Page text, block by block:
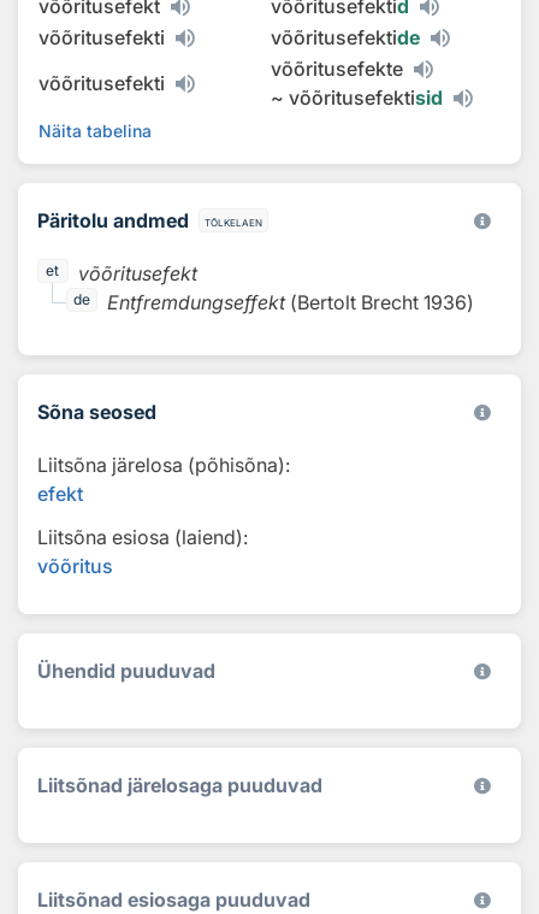
võõritusefekt võõritusefektid
võõritusefekti
võõritusefektide
võõritusefekti
võõritusefekte
~ võõritusefektisid
Näita tabelina
Päritolu andmed tõlkelaen
et võõritusefekt
de Entfremdungseffekt (Bertolt Brecht 1936)
Sõna seosed
Liitsõna järelosa (põhisõna):
efekt
Liitsõna esiosa (laiend):
võõritus
Ühendid puuduvad
Liitsõnad järelosaga puuduvad
Liitsõnad esiosaga puuduvad